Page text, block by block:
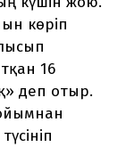
көріп
16
деп отыр.